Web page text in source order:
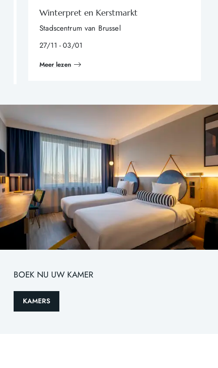
Winterpret en Kerstmarkt
Stadscentrum van Brussel
27/11 - 03/01
Meer lezen
BOEK NU UW KAMER
KAMERS